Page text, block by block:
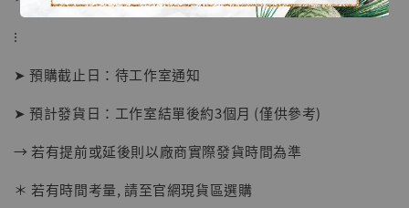
摩 [7STARS Studio]
NT$ 1,500
NT$ 1,870
⁝
➤ 預購截止日：待工作室通知
➤ 預計發貨日：工作室結單後約3個月 (僅供參考)
→ 若有提前或延後則以廠商實際發貨時間為準
＊ 若有時間考量, 請至官網現貨區選購